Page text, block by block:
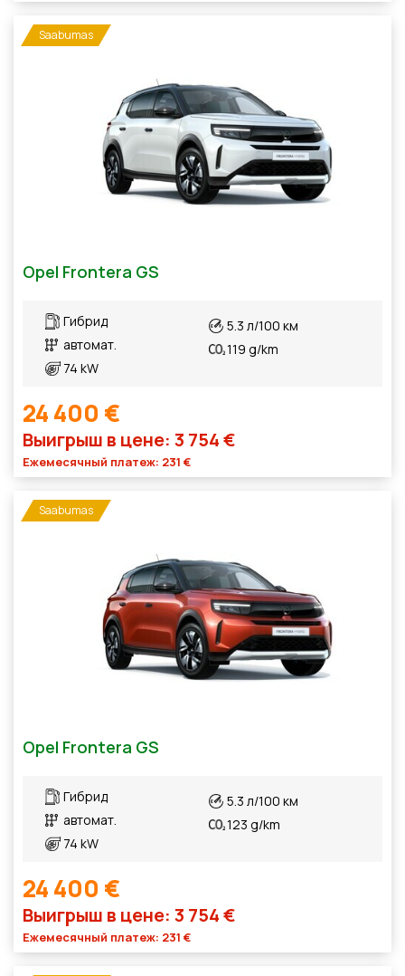
Saabumas
Opel Frontera GS
Гибрид
автомат.
74 kW
5.3 л/100 км
119 g/km
24 400 €
Выигрыш в цене: 3 754 €
Ежемесячный платеж: 231 €
Saabumas
Opel Frontera GS
Гибрид
автомат.
74 kW
5.3 л/100 км
123 g/km
24 400 €
Выигрыш в цене: 3 754 €
Ежемесячный платеж: 231 €